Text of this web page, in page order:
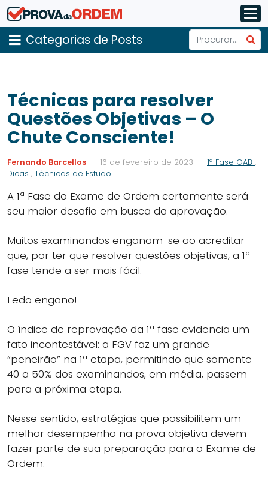
Categorias de Posts
Técnicas para resolver
Questões Objetivas – O
Chute Consciente!
Fernando Barcellos - 16 de fevereiro de 2023 - 1ª Fase OAB ,
Dicas , Técnicas de Estudo
A 1ª Fase do Exame de Ordem certamente será
seu maior desafio em busca da aprovação.
Muitos examinandos enganam-se ao acreditar
que, por ter que resolver questões objetivas, a 1ª
fase tende a ser mais fácil.
Ledo engano!
O índice de reprovação da 1ª fase evidencia um
fato incontestável: a FGV faz um grande
“peneirão” na 1ª etapa, permitindo que somente
40 a 50% dos examinandos, em média, passem
para a próxima etapa.
Nesse sentido, estratégias que possibilitem um
melhor desempenho na prova objetiva devem
fazer parte de sua preparação para o Exame de
Ordem.